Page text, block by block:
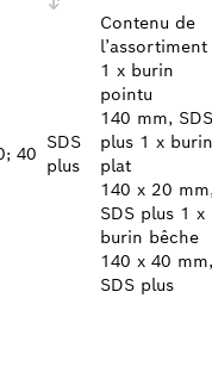
40
SDS
plus
Contenu de
l’assortiment
1 x burin
pointu
140 mm, SDS
plus 1 x burin
plat
140 x 20
SDS plus 1 x
burin bêche
140 x 40 mm,
SDS plus